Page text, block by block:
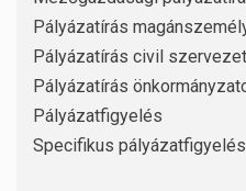
Pályázatírás
Pályázatírás civil
Pályázatírás
Pályázatfigyelés
Specifikus